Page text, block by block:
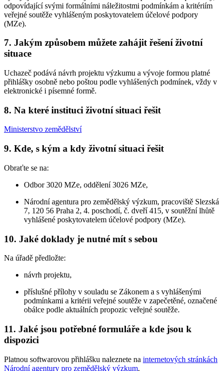
odpovídající svými formálními náležitostmi podmínkám a kritériím
veřejné soutěže vyhlášeným poskytovatelem účelové podpory
(MZe).
7. Jakým způsobem můžete zahájit řešení životní
situace
Uchazeč podává návrh projektu výzkumu a vývoje formou platné
přihlášky osobně nebo poštou podle vyhlášených podmínek, vždy v
elektronické i písemné formě.
8. Na které instituci životní situaci řešit
Ministerstvo zemědělství
9. Kde, s kým a kdy životní situaci řešit
Obraťte se na:
Odbor 3020 MZe, oddělení 3026 MZe,
Národní agentura pro zemědělský výzkum, pracoviště Slezská
7, 120 56 Praha 2, 4. poschodí, č. dveří 415, v soutěžní lhůtě
vyhlášené poskytovatelem účelové podpory (MZe).
10. Jaké doklady je nutné mít s sebou
Na úřadě předložte:
návrh projektu,
příslušné přílohy v souladu se Zákonem a s vyhlášenými
podmínkami a kritérii veřejné soutěže v zapečetěné, označené
obálce podle aktuálních propozic veřejné soutěže.
11. Jaké jsou potřebné formuláře a kde jsou k
dispozici
Platnou softwarovou přihlášku naleznete na internetových stránkách
Národní agentury pro zemědělský výzkum.